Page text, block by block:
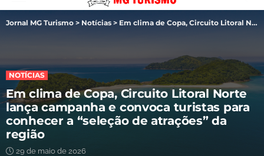
Jornal MG Turismo > Notícias > Em clima de Copa, Circuito Litoral Norte lança campanha e convoca turistas para conhecer a “seleção de atrações” da região
NOTÍCIAS
Em clima de Copa, Circuito Litoral Norte
lança campanha e convoca turistas para
conhecer a “seleção de atrações” da
região
29 de maio de 2026